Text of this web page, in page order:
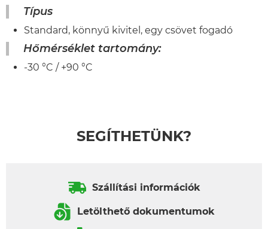
Típus
Standard, könnyű kivitel, egy csövet fogadó
Hőmérséklet tartomány:
-30 °C / +90 °C
SEGÍTHETÜNK?
Szállítási információk
Letölthető dokumentumok